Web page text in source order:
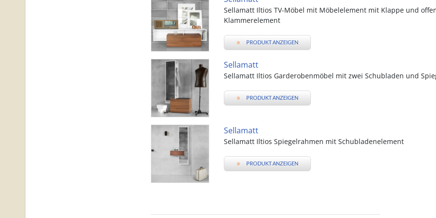
Sellamatt Iltios TV-Möbel mit Möbelelement mit Klappe und
Klammerelement
» PRODUKT ANZEIGEN
Sellamatt
Sellamatt Iltios Garderobenmöbel mit zwei Schubladen und
» PRODUKT ANZEIGEN
Sellamatt
Sellamatt Iltios Spiegelrahmen mit Schubladenelement
» PRODUKT ANZEIGEN